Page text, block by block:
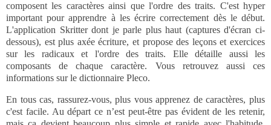
composent les caractères ainsi que l'ordre des traits. C'est hyper
important pour apprendre à les écrire correctement dès le début.
L'application Skritter dont je parle plus haut (captures d'écran ci-
dessous), est plus axée écriture, et propose des leçons et exercices
sur les radicaux et l'ordre des traits. Elle détaille aussi les
composants de chaque caractère. Vous retrouvez aussi ces
informations sur le dictionnaire Pleco.
En tous cas, rassurez-vous, plus vous apprenez de caractères, plus
c'est facile. Au départ ce n’est peut-être pas évident de les retenir,